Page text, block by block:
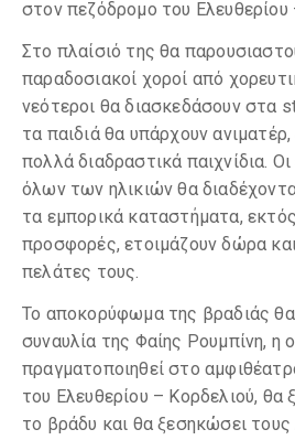
στον πεζόδρομο του Ελευθερίου
Στο πλαίσιό της θα
παραδοσιακοί χοροί από
νεότεροι θα διασκεδάσουν στα
τα παιδιά θα υπάρχουν
πολλά διαδραστικά παιχνίδια.
όλων των ηλικιών θα
τα εμπορικά καταστήματα,
προσφορές, ετοιμάζουν δώρα
πελάτες τους.
Το αποκορύφωμα της βραδιάς
συναυλία της Φαίης Ρουμπίνη, η
πραγματοποιηθεί στο
του Ελευθερίου – Κορδελιού, θα
το βράδυ και θα ξεσηκώσει τους